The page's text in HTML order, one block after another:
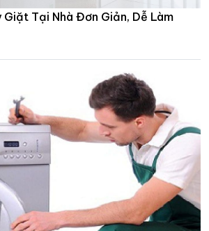
Giặt Tại Nhà Đơn Giản, Dễ Làm